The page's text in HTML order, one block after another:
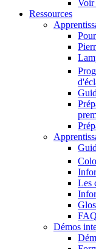
Voir
Ressources
Les
FAQ
Démos